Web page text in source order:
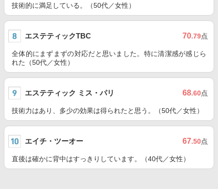
技術的に満足している。（50代／女性）
エステティックTBC 70.79点
全体的にまずまずの対応だと思いました。特に清潔感が感じら
れた（50代／女性）
エステティック ミス・パリ 68.60点
技術力はあり、多少の効果は得られたと思う。（50代／女性）
エイチ・ツーオー 67.50点
直後は確かに背中はすっきりしています。（40代／女性）